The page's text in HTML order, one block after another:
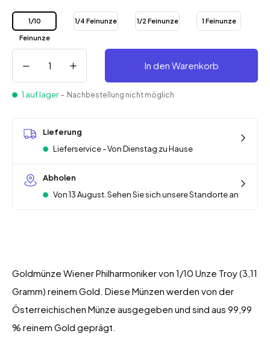
1/10
Feinunze
1/4 Feinunze 1/2 Feinunze 1 Feinunze
In den Warenkorb
1 auf lager - Nachbestellung nicht möglich
Lieferung
Lieferservice - Von Dienstag zu Hause
Abholen
Von 13 August. Sehen Sie sich unsere Standorte an
Goldmünze Wiener Philharmoniker von 1/10 Unze Troy (3,11
Gramm) reinem Gold. Diese Münzen werden von der
Österreichischen Münze ausgegeben und sind aus 99,99
% reinem Gold geprägt.